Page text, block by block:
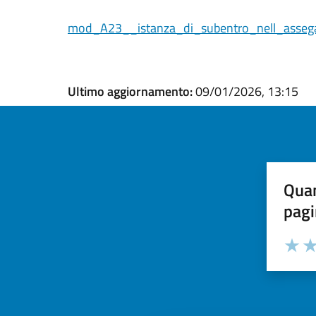
Ultimo aggiornamento:09/01/2026, 13:15
Valuta